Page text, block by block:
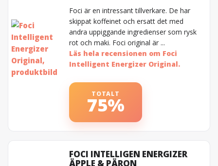
Foci är en intressant tillverkare. De har
skippat koffeinet och ersatt det med
andra uppiggande ingredienser som rysk
rot och maki. Foci original är ...
Läs hela recensionen om Foci
Intelligent Energizer Original.
TOTALT
75%
FOCI INTELLIGEN ENERGIZER
ÄPPLE & PÄRON